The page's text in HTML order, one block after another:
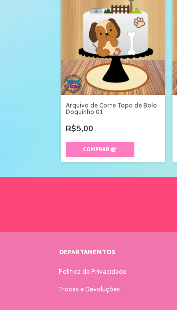
Arquivo de Corte Topo de Bolo
Doguinho 01
R$5,00
DEPARTAMENTOS
Política de Privacidade
Trocas e Devoluções